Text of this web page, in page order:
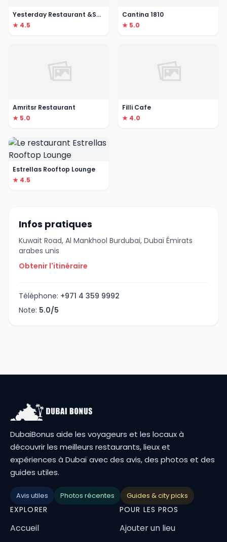
Yesterday Restaurant &Sport Lounge
★ 4.5
Cantina 1810
★ 5.0
Amritsr Restaurant
★ 5.0
Filli Cafe
★ 4.0
Estrellas Rooftop Lounge
★ 4.5
Infos pratiques
Kuwait Road, Al Mankhool Burdubai, Dubaï Émirats
arabes unis
Obtenir l'itinéraire
Téléphone: +971 4 359 9992
Note: 5.0/5
DubaiBonus aide les voyageurs et les locaux à
découvrir les meilleurs restaurants, lieux et
expériences à Dubaï avec des avis, des photos et des
guides utiles.
Avis utiles Photos récentes Guides & city picks
EXPLORER
Accueil
POUR LES PROS
Ajouter un lieu